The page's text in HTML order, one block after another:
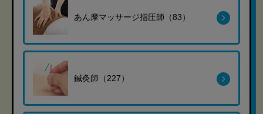
あん摩マッサージ指圧師（83）
鍼灸師（227）